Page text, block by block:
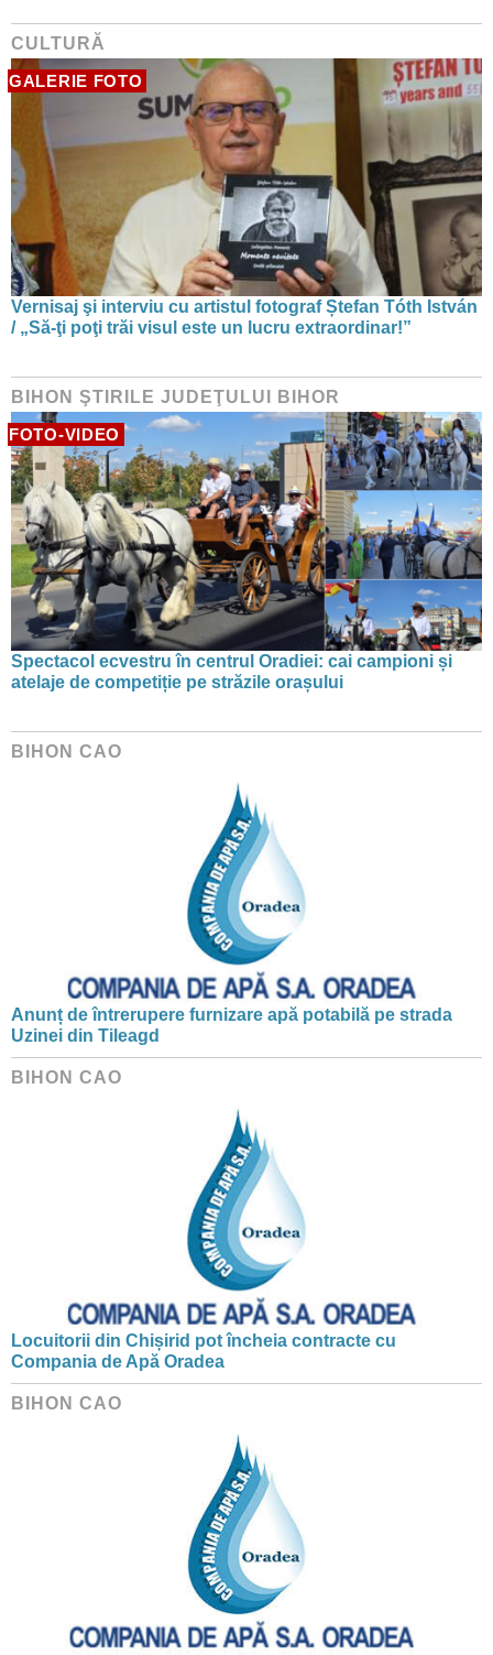
CULTURĂ
GALERIE FOTO
Vernisaj şi interviu cu artistul fotograf Ștefan Tóth István
/ „Să-ţi poţi trăi visul este un lucru extraordinar!”
BIHON ŞTIRILE JUDEŢULUI BIHOR
FOTO-VIDEO
Spectacol ecvestru în centrul Oradiei: cai campioni și
atelaje de competiție pe străzile orașului
BIHON CAO
Anunț de întrerupere furnizare apă potabilă pe strada
Uzinei din Tileagd
BIHON CAO
Locuitorii din Chișirid pot încheia contracte cu
Compania de Apă Oradea
BIHON CAO